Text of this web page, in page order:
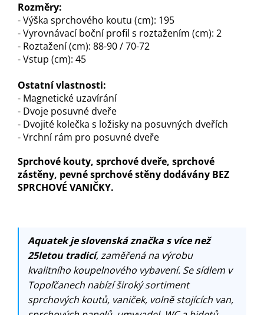
Rozměry:
- Výška sprchového koutu (cm): 195
- Vyrovnávací boční profil s roztažením (cm): 2
- Roztažení (cm): 88-90 / 70-72
- Vstup (cm): 45
Ostatní vlastnosti:
- Magnetické uzavírání
- Dvoje posuvné dveře
- Dvojité kolečka s ložisky na posuvných dveřích
- Vrchní rám pro posuvné dveře
Sprchové kouty, sprchové dveře, sprchové
zástěny, pevné sprchové stěny dodávány BEZ
SPRCHOVÉ VANIČKY.
Aquatek je slovenská značka s více než
25letou tradicí, zaměřená na výrobu
kvalitního koupelnového vybavení. Se sídlem v
Topoľčanech nabízí široký sortiment
sprchových koutů, vaniček, volně stojících van,